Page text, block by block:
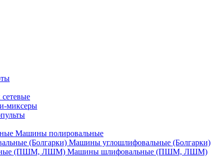
миксеры
Машины полировальные
Машины углошлифовальные (Болгарки)
Машины шлифовальные (ПШМ, ЛШМ)